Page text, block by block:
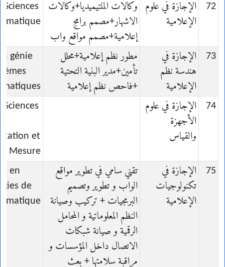
72
الإجازة في علوم
الإعلامية
وكالات الملتيميديا+وكالات
الاشهار+مصمم برامج
إعلامية+مصمم مواقع واب
Sciences
73
الإجازة في
هندسة نظم
الإعلامية
مطور نظم إعلامية+محلل
تأمين+مدير البنية التحتية
+فاحص نظم إعلامية
génie
74
الإجازة في علوم
الأجهزة
والقياس
Sciences
et
Mesure
75
الإجازة في
تكنولوجيات
الإعلامية
تقني سامي في تطوير مواقع
الواب و تطوير وتصميم
البرمجيات + تركيب وصيانة
النظم المعلوماتية و المحامل
الرقمية و صيانة شبكات
الاتصال داخل المؤسسات و
مراقبة سلامتها + بعث
en
de